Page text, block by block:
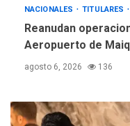
NACIONALES TITULARES
Reanudan
Aeropuerto de
agosto 6, 2026 136